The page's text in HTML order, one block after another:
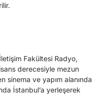
Fakültesi Radyo,
derecesiyle mezun
sinema ve yapım alanında
İstanbul’a yerleşerek